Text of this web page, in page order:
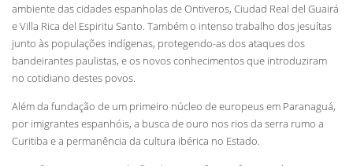
ambiente das cidades espanholas de Ontiveros, Ciudad Real del Guairá
e Villa Rica del Espiritu Santo. Também o intenso trabalho dos jesuítas
junto às populações indígenas, protegendo-as dos ataques dos
bandeirantes paulistas, e os novos conhecimentos que introduziram
no cotidiano destes povos.
Além da fundação de um primeiro núcleo de europeus em Paranaguá,
por imigrantes espanhóis, a busca de ouro nos rios da serra rumo a
Curitiba e a permanência da cultura ibérica no Estado.